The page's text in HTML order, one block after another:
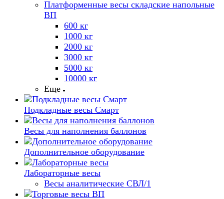
Платформенные весы складские напольные
ВП
600 кг
1000 кг
2000 кг
3000 кг
5000 кг
10000 кг
Еще
Подкладные весы Смарт
Весы для наполнения баллонов
Дополнительное оборудование
Лабораторные весы
Весы аналитические СВЛ/1